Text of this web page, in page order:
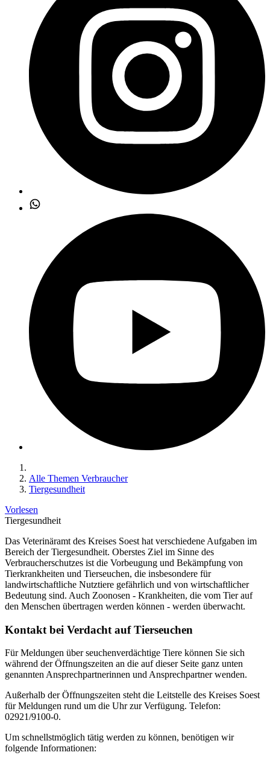
Alle Themen Verbraucher
Tiergesundheit
Vorlesen
Tiergesundheit
Das Veterinäramt des Kreises Soest hat verschiedene Aufgaben im
Bereich der Tiergesundheit. Oberstes Ziel im Sinne des
Verbraucherschutzes ist die Vorbeugung und Bekämpfung von
Tierkrankheiten und Tierseuchen, die insbesondere für
landwirtschaftliche Nutztiere gefährlich und von wirtschaftlicher
Bedeutung sind. Auch Zoonosen - Krankheiten, die vom Tier auf
den Menschen übertragen werden können - werden überwacht.
Kontakt bei Verdacht auf Tierseuchen
Für Meldungen über seuchenverdächtige Tiere können Sie sich
während der Öffnungszeiten an die auf dieser Seite ganz unten
genannten Ansprechpartnerinnen und Ansprechpartner wenden.
Außerhalb der Öffnungszeiten steht die Leitstelle des Kreises Soest
für Meldungen rund um die Uhr zur Verfügung. Telefon:
02921/9100-0.
Um schnellstmöglich tätig werden zu können, benötigen wir
folgende Informationen: